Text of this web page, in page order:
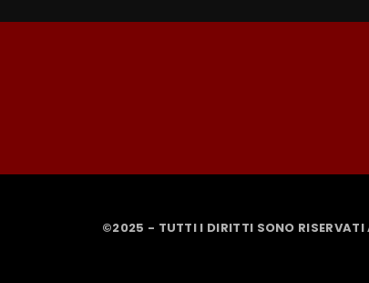
©2025 - TUTTI I DIRITTI SONO